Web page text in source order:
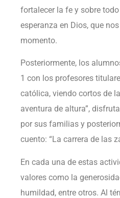
fortalecer la fe y sobre
esperanza en Dios, que
momento.
Posteriormente, los
1 con los profesores
católica, viendo cortos de
aventura de altura”,
por sus familias y
cuento: “La carrera de las
En cada una de estas
valores como la
humildad, entre otros. Al